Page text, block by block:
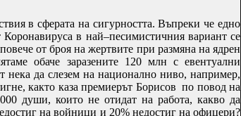
в сферата на сигурността. Въпреки че едно
в най–песимистичния вариант се
от броя на жертвите при размяна на ядрен
обаче заразените 120 млн с евентуални
нека да слезем на национално ниво, например,
както каза премиерът Борисов по повод на
души, които не отидат на работа, какво да
на войници и 20% недостиг на офицери?